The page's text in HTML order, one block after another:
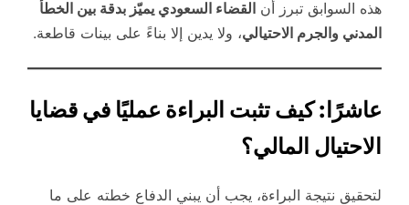
هذه السوابق تبرز أن القضاء السعودي يميّز بدقة بين الخطأ
المدني والجرم الاحتيالي، ولا يدين إلا بناءً على بينات قاطعة.
عاشرًا: كيف تثبت البراءة عمليًا في قضايا
الاحتيال المالي؟
لتحقيق نتيجة البراءة، يجب أن يبني الدفاع خطته على ما